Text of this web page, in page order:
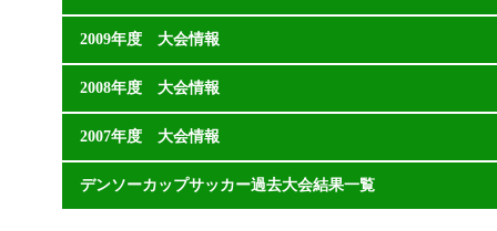
2009年度 大会情報
2008年度 大会情報
2007年度 大会情報
デンソーカップサッカー過去大会結果一覧